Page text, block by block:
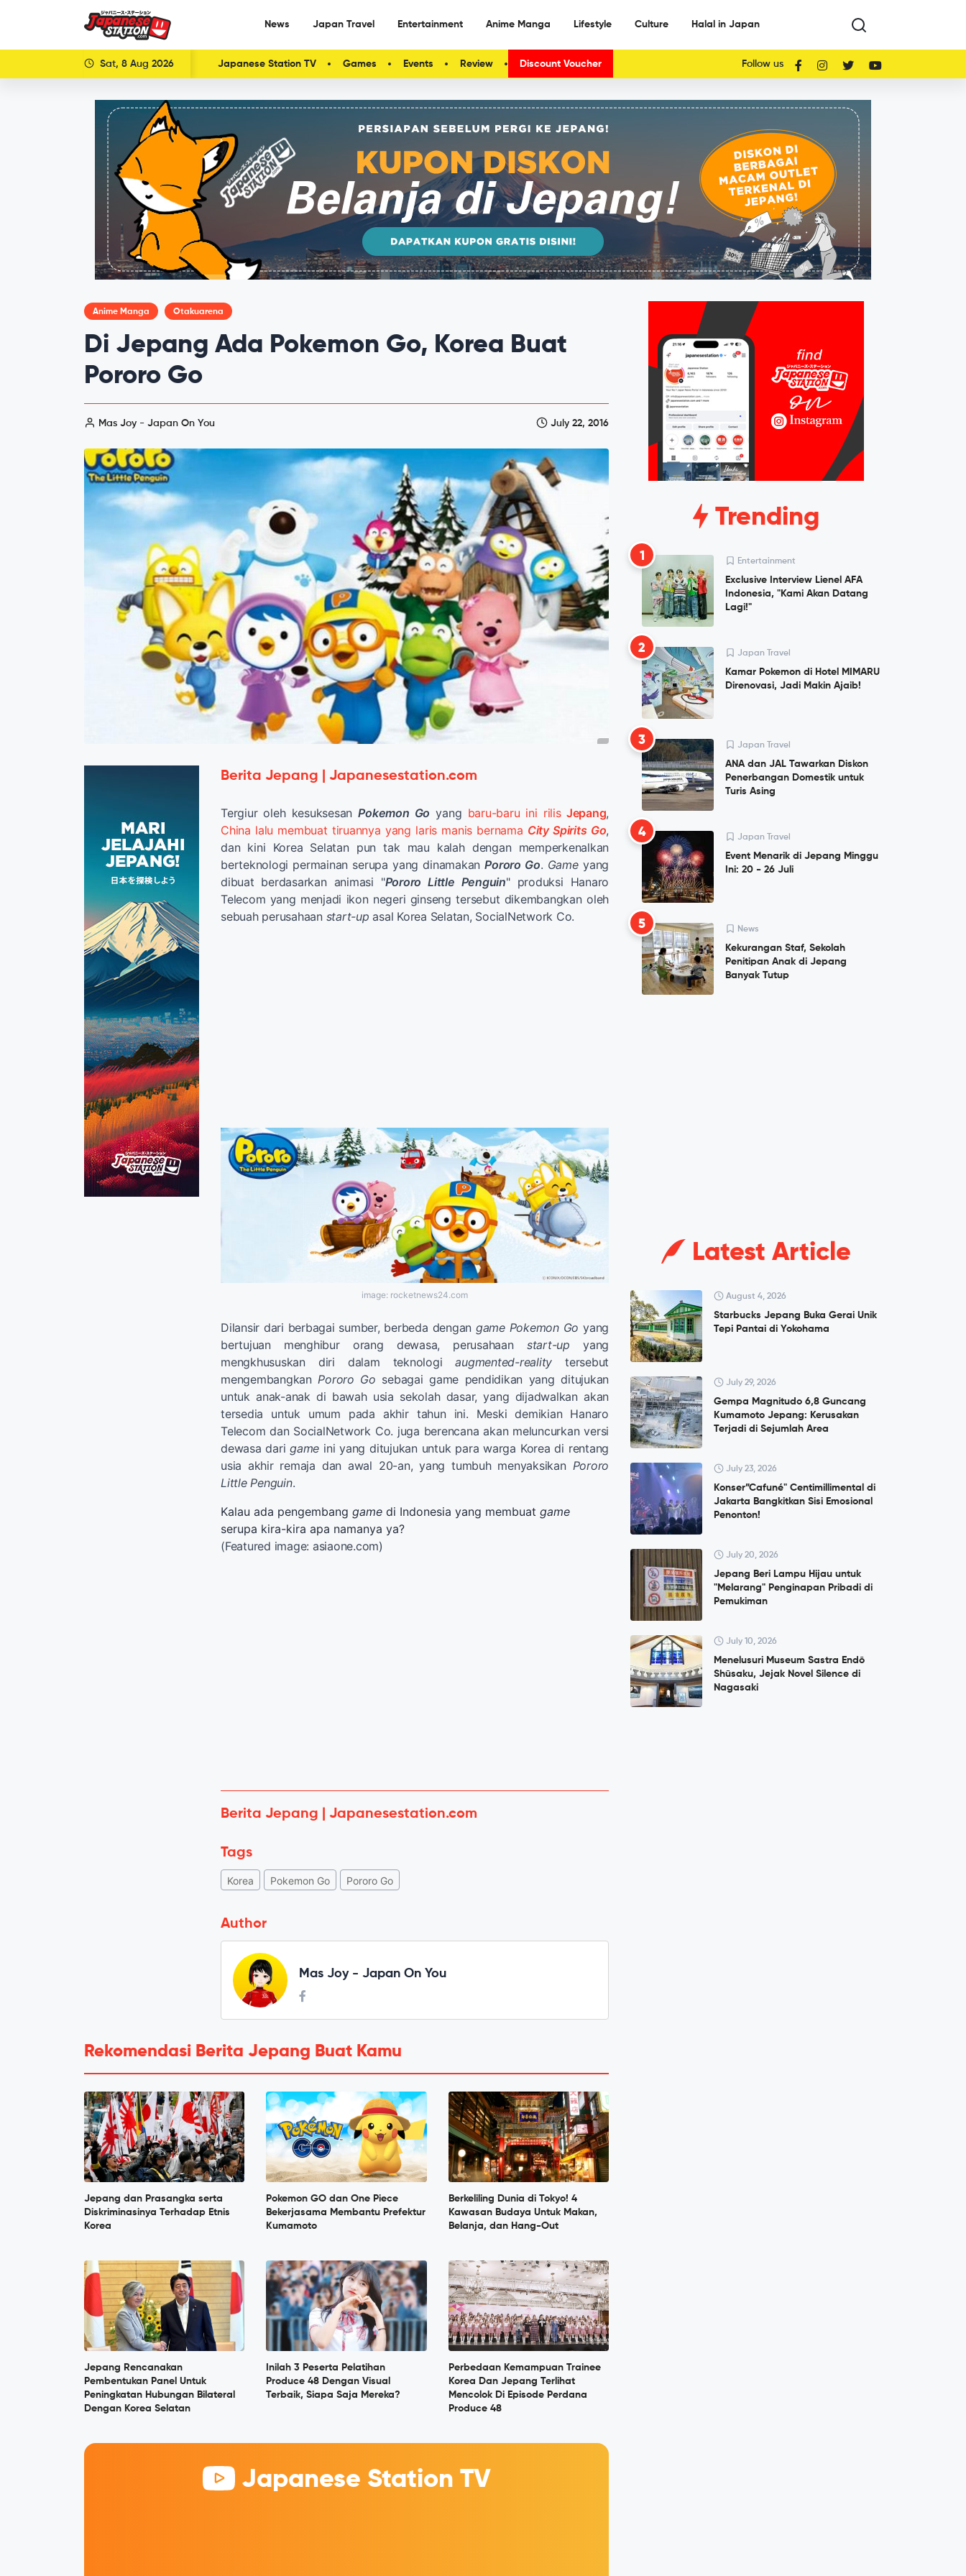
News Japan Travel Entertainment Anime Manga Lifestyle Culture Halal in Japan
Sat, 8 Aug 2026 Japanese Station TV Games Events Review Discount Voucher Follow us
Anime Manga Otakuarena
Di Jepang Ada Pokemon Go, Korea Buat
Pororo Go
Mas Joy - Japan On You July 22, 2016
Berita Jepang | Japanesestation.com
Tergiur oleh kesuksesanPokemon Go yang baru-baru ini rilisJepang,
China lalu membuat tiruannya yang laris manis bernama City Spirits Go,
dan kini Korea Selatan pun tak mau kalah dengan memperkenalkan
berteknologi permainan serupa yang dinamakanPororo Go. Gameyang
dibuat berdasarkan animasi "Pororo Little Penguin" produksi Hanaro
Telecom yang menjadi ikon negeri ginseng tersebut dikembangkan oleh
sebuah perusahaan start-up asal Korea Selatan, SocialNetwork Co.
image: rocketnews24.com
Dilansir dari berbagai sumber, berbeda dengan game Pokemon Go yang
bertujuan menghibur orang dewasa, perusahaan start-up yang
mengkhususkan diri dalam teknologiaugmented-reality tersebut
mengembangkan Pororo Go sebagai game pendidikan yang ditujukan
untuk anak-anak di bawah usia sekolah dasar, yang dijadwalkan akan
tersedia untuk umum pada akhir tahun ini. Meski demikian Hanaro
Telecom dan SocialNetwork Co. juga berencana akan meluncurkan versi
dewasa darigame ini yang ditujukan untuk para warga Korea di rentang
usia akhir remaja dan awal 20-an, yang tumbuh menyaksikan Pororo
Little Penguin.
Kalau ada pengembang game di Indonesia yang membuat game
serupa kira-kira apa namanya ya?
(Featured image: asiaone.com)
Berita Jepang | Japanesestation.com
Tags
Korea Pokemon Go Pororo Go
Author
Mas Joy - Japan On You
Rekomendasi Berita Jepang Buat Kamu
Jepang dan Prasangka serta
Diskriminasinya Terhadap Etnis
Korea
Pokemon GO dan One Piece
Bekerjasama Membantu Prefektur
Kumamoto
Berkeliling Dunia di Tokyo! 4
Kawasan Budaya Untuk Makan,
Belanja, dan Hang-Out
Jepang Rencanakan
Pembentukan Panel Untuk
Peningkatan Hubungan Bilateral
Dengan Korea Selatan
Inilah 3 Peserta Pelatihan
Produce 48 Dengan Visual
Terbaik, Siapa Saja Mereka?
Perbedaan Kemampuan Trainee
Korea Dan Jepang Terlihat
Mencolok Di Episode Perdana
Produce 48
Japanese Station TV
Trending
1 Entertainment
Exclusive Interview Lienel AFA
Indonesia, "Kami Akan Datang
Lagi!"
2 Japan Travel
Kamar Pokemon di Hotel MIMARU
Direnovasi, Jadi Makin Ajaib!
3 Japan Travel
ANA dan JAL Tawarkan Diskon
Penerbangan Domestik untuk
Turis Asing
4 Japan Travel
Event Menarik di Jepang Minggu
Ini: 20 - 26 Juli
5 News
Kekurangan Staf, Sekolah
Penitipan Anak di Jepang
Banyak Tutup
Latest Article
August 4, 2026
Starbucks Jepang Buka Gerai Unik
Tepi Pantai di Yokohama
July 29, 2026
Gempa Magnitudo 6,8 Guncang
Kumamoto Jepang: Kerusakan
Terjadi di Sejumlah Area
July 23, 2026
Konser”Cafuné" Centimillimental di
Jakarta Bangkitkan Sisi Emosional
Penonton!
July 20, 2026
Jepang Beri Lampu Hijau untuk
"Melarang" Penginapan Pribadi di
Pemukiman
July 10, 2026
Menelusuri Museum Sastra Endō
Shūsaku, Jejak Novel Silence di
Nagasaki